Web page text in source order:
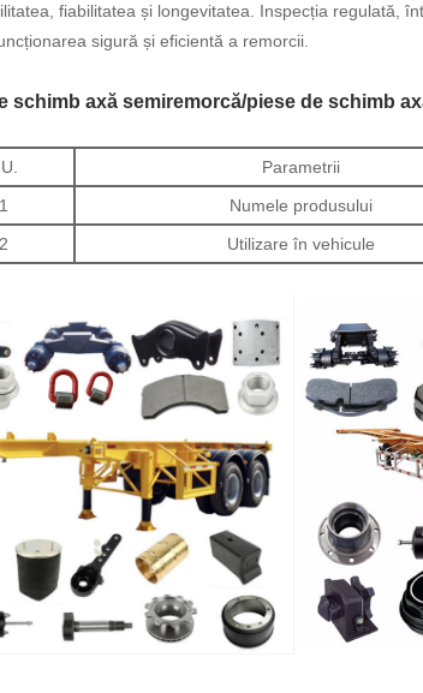
fiabilitatea și longevitatea. Inspecția regulată,
sigură și eficientă a remorcii.
schimb axă semiremorcă/piese de schimb
Parametrii
Numele produsului
Utilizare în vehicule